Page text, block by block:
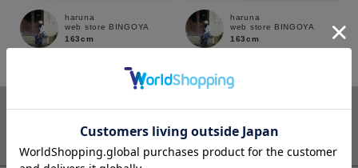
haruna
web store BINGOYA
163cm
haruna
web store BINGOYA
163cm